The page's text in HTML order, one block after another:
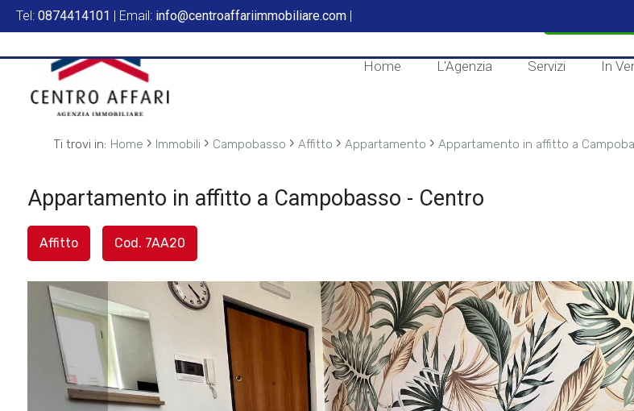
Tel: 0874414101 | Email: info@centroaffariimmobiliare.com |
Home L'Agenzia Servizi In
Ti trovi in: Home › Immobili › Campobasso › Affitto › Appartamento › Appartamento in affitto a
Appartamento in affitto a Campobasso - Centro
Affitto Cod. 7AA20
L'AGENZIA
SERVIZI
AFFITTO
SFOGLIA
Codice
Vendita
Affitto
Scegli
cercare
Provincia